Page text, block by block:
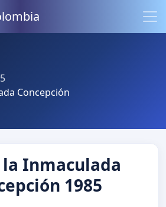
Concepción
la Inmaculada
1985